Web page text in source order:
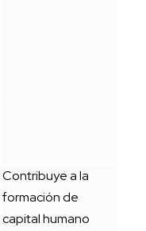
Contribuye a la
formación de
capital humano